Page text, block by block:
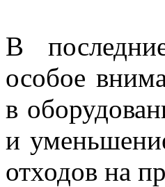
В
особое
в
и
отходов на